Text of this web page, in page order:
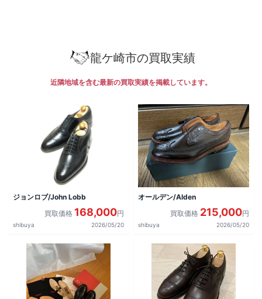
龍ケ崎市の買取実績
近隣地域を含む最新の買取実績を掲載しています。
ジョンロブ/John Lobb
買取価格 168,000円
shibuya 2026/05/20
オールデン/Alden
買取価格 215,000円
shibuya 2026/05/20